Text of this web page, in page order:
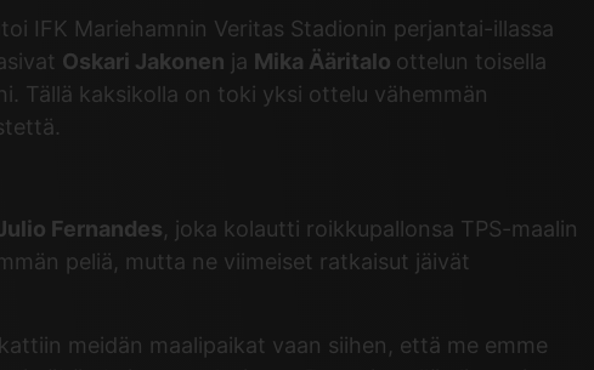
IFK Mariehamnin Veritas Stadionin perjantai-illassa
Oskari Jakonen ja Mika Ääritalo ottelun toisella
Tällä kaksikolla on toki yksi ottelu vähemmän
Fernandes, joka kolautti roikkupallonsa TPS-maalin
peliä, mutta ne viimeiset ratkaisut jäivät
meidän maalipaikat vaan siihen, että me emme